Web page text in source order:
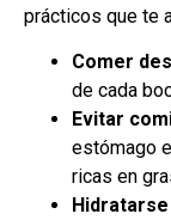
prácticos que te
Comer
de cada
Evitar
estómago
ricas en